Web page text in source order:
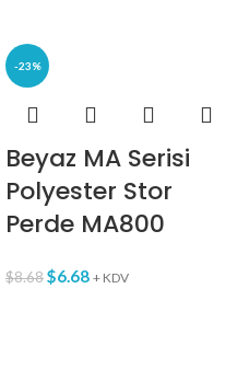
-23%
Beyaz MA Serisi
Polyester Stor
Perde MA800
$8.68$6.68 + KDV